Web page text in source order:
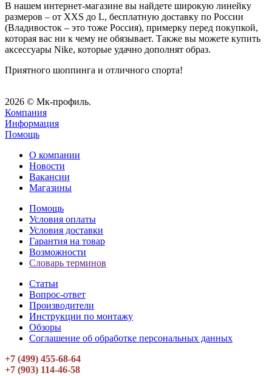
В нашем интернет-магазине вы найдете широкую линейку
размеров – от XXS до L, бесплатную доставку по России
(Владивосток – это тоже Россия), примерку перед покупкой,
которая вас ни к чему не обязывает. Также вы можете купить
аксессуары Nike, которые удачно дополнят образ.
Приятного шоппинга и отличного спорта!
2026 © Мк-профиль.
Компания
Информация
Помощь
О компании
Новости
Вакансии
Магазины
Помощь
Условия оплаты
Условия доставки
Гарантия на товар
Возможности
Словарь терминов
Статьи
Вопрос-ответ
Производители
Инструкции по монтажу
Обзоры
Соглашение об обработке персональных данных
+7 (499) 455-68-64
+7 (903) 114-46-58